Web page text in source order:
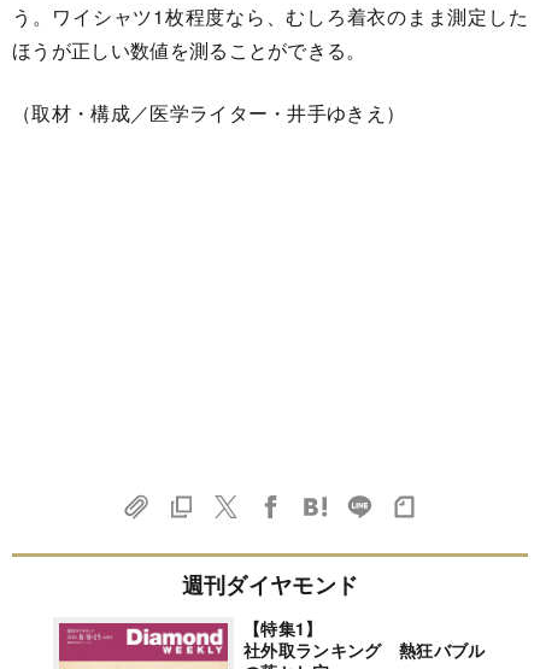
う。ワイシャツ1枚程度なら、むしろ着衣のまま測定した
ほうが正しい数値を測ることができる。
（取材・構成／医学ライター・井手ゆきえ）
週刊ダイヤモンド
【特集1】
社外取ランキング 熱狂バブル